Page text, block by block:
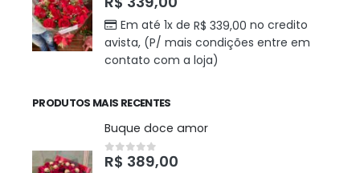
Em até 1x de R$ 339,00 no credito
avista, (P/ mais condições entre em
contato com a loja)
PRODUTOS MAIS RECENTES
Buque doce amor
0out of 5
R$ 389,00